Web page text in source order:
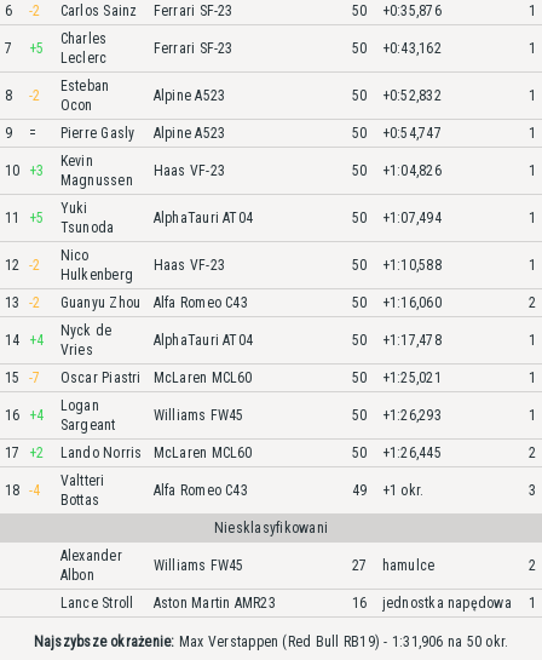
6 -2 Carlos Sainz Ferrari SF-23 50 +0:35,876 1
7 +5
Charles
Leclerc
Ferrari SF-23 50 +0:43,162 1
8 -2
Esteban
Ocon
Alpine A523 50 +0:52,832 1
9 = Pierre Gasly Alpine A523 50 +0:54,747 1
10 +3
Kevin
Magnussen
Haas VF-23 50 +1:04,826 1
11 +5
Yuki
Tsunoda
AlphaTauri AT04 50 +1:07,494 1
12 -2
Nico
Hulkenberg
Haas VF-23 50 +1:10,588 1
13 -2 Guanyu Zhou Alfa Romeo C43 50 +1:16,060 2
14 +4
Nyck de
Vries
AlphaTauri AT04 50 +1:17,478 1
15 -7 Oscar Piastri McLaren MCL60 50 +1:25,021 1
16 +4
Logan
Sargeant
Williams FW45 50 +1:26,293 1
17 +2 Lando Norris McLaren MCL60 50 +1:26,445 2
18 -4
Valtteri
Bottas
Alfa Romeo C43 49 +1 okr. 3
Niesklasyfikowani
Alexander
Albon
Williams FW45 27 hamulce 2
Lance Stroll Aston Martin AMR23 16 jednostka napędowa 1
Najszybsze okrażenie: Max Verstappen (Red Bull RB19) - 1:31,906 na 50 okr.